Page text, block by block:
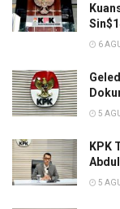
6
5
KPK
5